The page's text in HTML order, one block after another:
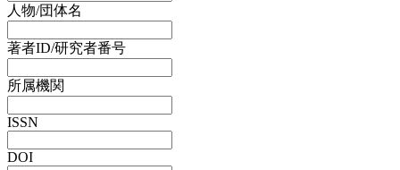
人物/団体名
著者ID/研究者番号
所属機関
ISSN
DOI